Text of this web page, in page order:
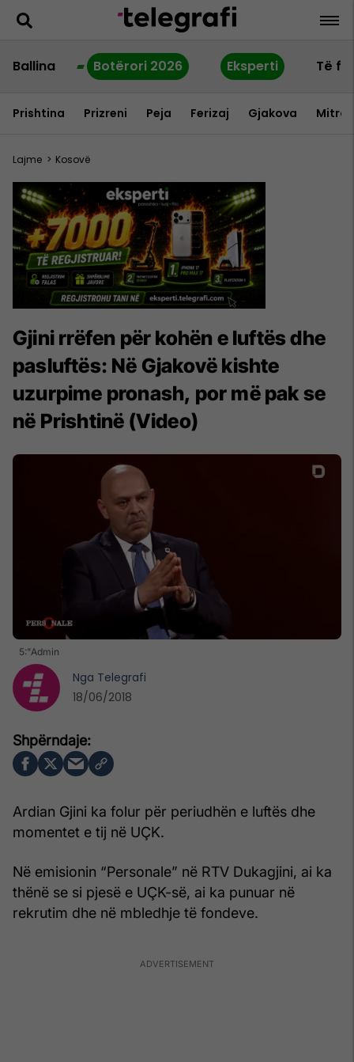
Ballina Botërori 2026 Eksperti Të
Prishtina Prizreni Peja Ferizaj Gjakova
Lajme > Kosovë
Gjini rrëfen për kohën e luftës dhe
pasluftës: Në Gjakovë kishte
uzurpime pronash, por më pak se
në Prishtinë (Video)
5:"Admin
Ardian Gjini ka folur për periudhën e luftës dhe
momentet e tij në UÇK.
Në emisionin “Personale” në RTV Dukagjini, ai ka
thënë se si pjesë e UÇK-së, ai ka punuar në
rekrutim dhe në mbledhje të fondeve.
Nga Telegrafi
18/06/2018